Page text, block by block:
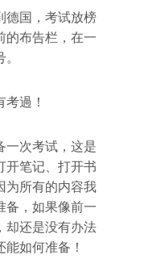
德国，考试放榜
的布告栏，在一
過！
一次考试，这是
开笔记、打开书
为所有的内容我
备，如果像前一
却还是没有办法
如何准备！